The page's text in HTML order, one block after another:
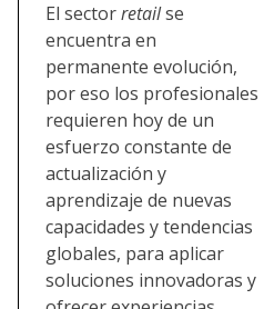
El sectorretailse
encuentra en
permanente evolución,
por eso los profesionales
requieren hoy de un
esfuerzo constante de
actualización y
aprendizaje de nuevas
capacidades y tendencias
globales, para aplicar
soluciones innovadoras y